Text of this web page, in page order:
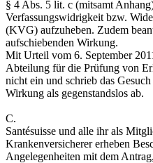
§ 4 Abs. 5 lit. c (mitsamt
Verfassungswidrigkeit bzw.
(KVG) aufzuheben. Zudem
aufschiebenden Wirkung.
Mit Urteil vom 6. September
Abteilung für die Prüfung von
nicht ein und schrieb das
Wirkung als gegenstandslos ab.
C.
Santésuisse und alle ihr als
Krankenversicherer erheben
Angelegenheiten mit dem